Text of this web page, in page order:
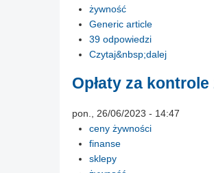
żywność
Generic article
39 odpowiedzi
Czytaj&nbsp;dalej
Opłaty za
pon., 26/06/2023 - 14:47
ceny żywności
finanse
sklepy